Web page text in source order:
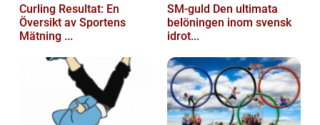
Curling Resultat: En
Översikt av Sportens
Mätning ...
SM-guld Den ultimata
belöningen inom svensk
idrot...